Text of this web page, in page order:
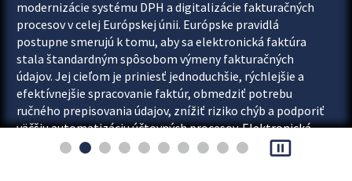
modernizácie systému DPH a digitalizácie fakturačných
procesov v celej Európskej únii. Európske pravidlá
postupne smerujú k tomu, aby sa elektronická faktúra
stala štandardným spôsobom výmeny fakturačných
údajov. Jej cieľom je priniesť jednoduchšie, rýchlejšie a
efektívnejšie spracovanie faktúr, obmedziť potrebu
ručného prepisovania údajov, znížiť riziko chýb a podporiť
väčšiu automatizáciu účtovných procesov. Elektronická
fakturácia preto nepredstavuje...
pause_presentation